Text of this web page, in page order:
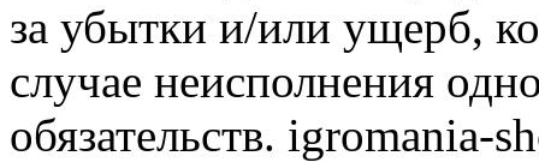
за убытки и/или ущерб,
случае неисполнения
обязательств. igromania-